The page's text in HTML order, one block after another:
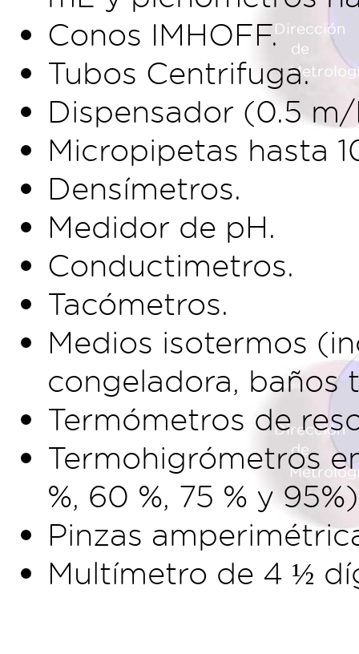
Conos IMHOFF.
Tubos Centrifuga.
Dispensador (0.5
Micropipetas hasta
Densímetros.
Medidor de pH.
Conductimetros.
Tacómetros.
Medios isotermos
congeladora, baños
Termómetros de
Termohigrómetros
%, 60 %, 75 % y
Pinzas
Multímetro de 4 ½